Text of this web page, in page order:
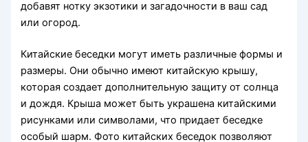
добавят нотку экзотики и загадочности в ваш сад
или огород.
Китайские беседки могут иметь различные формы и
размеры. Они обычно имеют китайскую крышу,
которая создает дополнительную защиту от солнца
и дождя. Крыша может быть украшена китайскими
рисунками или символами, что придает беседке
особый шарм. Фото китайских беседок позволяют